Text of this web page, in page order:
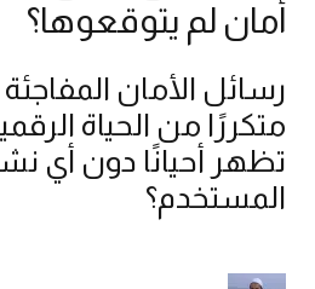
أمان لم يتوقعوها؟
رسائل الأمان
متكررًا من الحياة
تظهر أحيانًا دون أي
المستخدم؟